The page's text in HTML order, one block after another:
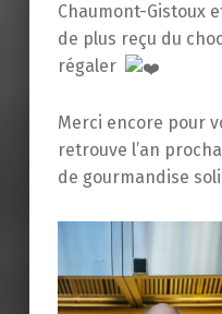
Chaumont-Gistoux
de plus reçu du
régaler
Merci encore pour
retrouve l’an
de gourmandise